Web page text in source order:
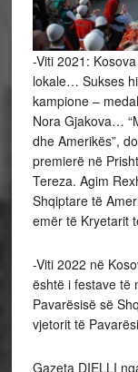
-Viti 2021:
lokale… Sukses
kampione –
Nora Gjakova…
dhe Amerikës”,
premierë në
Tereza. Agim
Shqiptare të
emër të Kryetarit
-Viti 2022 në
është i festave të
Pavarësisë së
vjetorit të
Gazeta DIELLI